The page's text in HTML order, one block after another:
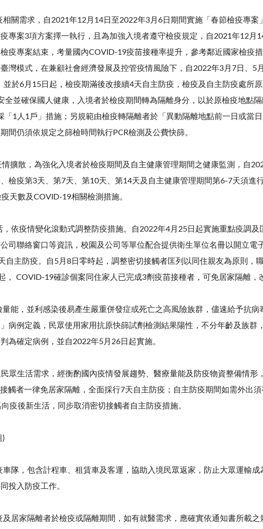
相關需求，自2021年12月14日至2022年3月6日期間實施「春節檢疫專
專案3項方案擇一執行，且為加強入境者遵守檢疫規定，自2021年12月
疫專案結束，考量國內COVID-19疫苗接種率提升，參考鄰近國家檢疫
灣模式，在兼顧社會經濟發展及控管疫情風險下，自2022年3月7日、5
於6月15日起，檢疫期滿後改接續4天自主防疫，檢疫及自主防疫處所
全並確保國人健康，入境者於檢疫期間轉為隔離身分，以於原檢疫地點
「1人1戶」措施；另規範由檢疫轉隔離者於「異動隔離地點前一日或當
間仍須依規定之篩檢時間執行PCR檢測及公費快篩。
擴散，為強化入境者於檢疫期間及自主健康管理期間之健康監測，自
檢疫第3天、第7天、第10天、第14天及自主健康管理期間第6-7天須進
天數及COVID-19相關檢測措施。
，依疫情變化滾動式調整防疫措施。自2022年4月25日起實施重點疫調
司聯絡窗口等資訊，校園及公司等單位配合提供衛生單位名冊以開立電
自主防疫。自5月8日零時起，調整密切接觸者匡列以同住親友為原則，
， COVID-19確診個案同住家人已完成3劑疫苗接種者，可免居家隔離，
量能，並利感染後易產生嚴重併發症或死亡之高風險族群，儘速給予抗
病例定義，民眾使用家用抗原快篩試劑檢測結果陽性，不分年齡及族群
為確定病例，並自2022年5月26日起實施。
眾生活需求，經衡酌國內疫情發展趨勢、醫療量能及防疫物資整備情形
觸者一律免居家隔離，全面採行7天自主防疫；自主防疫期間如需外出
疫後新生活，同步取消密切接觸者自主防疫措施。
)
隊，包含計程車、租賃車及客運，協助入境民眾返家，防止大眾運輸成
投入防疫工作。
及居家隔離者於檢疫或隔離期間，如有就醫需求，應確實依通知書所載